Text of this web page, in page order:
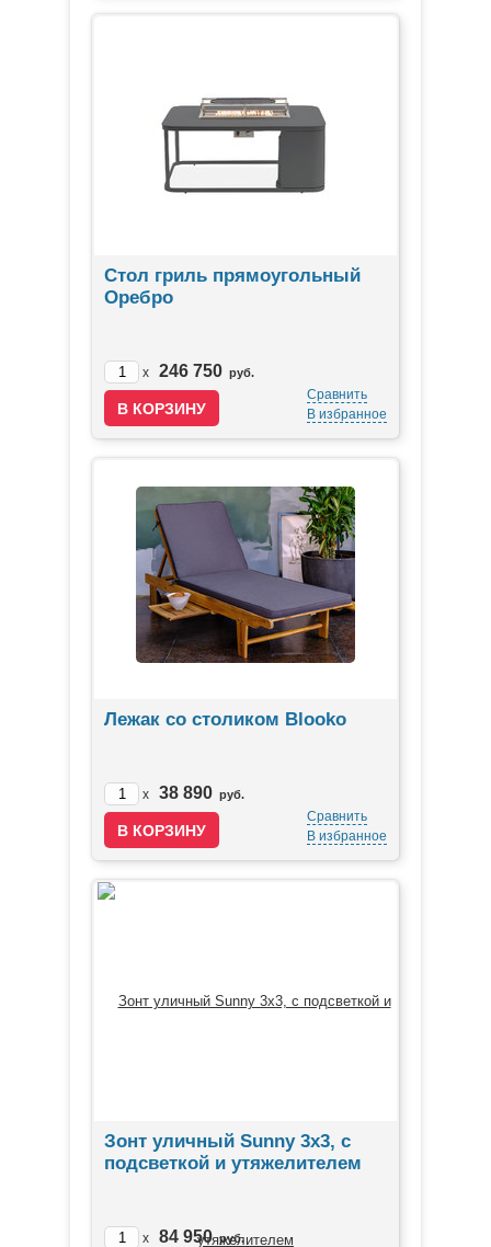
Стол гриль прямоугольный
Оребро
x 246 750 руб.
Сравнить
В избранное
Лежак со столиком Blooko
x 38 890 руб.
Сравнить
В избранное
Зонт уличный Sunny 3х3, с
подсветкой и утяжелителем
x 84 950 руб.